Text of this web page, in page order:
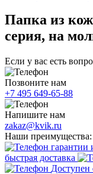
Папка из
серия, на
Если у вас есть
Позвоните нам
+7 495 649-65-88
Напишите нам
zakaz@kvik.ru
Наши преимущества:
гарантии
быстрая доставка
Доступен